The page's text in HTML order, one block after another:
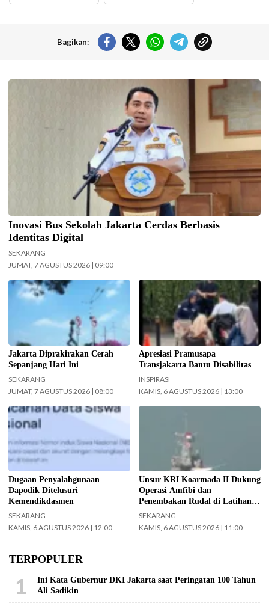
Bagikan:
Kepala UPAS Dishub DKI Jakarta, Koharudin. (Foto: Nugroho Sejati-
Inovasi Bus Sekolah Jakarta Cerdas Berbasis
Identitas Digital
SEKARANG
JUMAT, 7 AGUSTUS 2026 | 09:00
Ilustrasi langit cerah naungi
Jakarta hari ini. (Foto: Doc-
Jakarta Diprakirakan Cerah
Sepanjang Hari Ini
SEKARANG
JUMAT, 7 AGUSTUS 2026 | 08:00
Pramusapa Transjakarta bantu
disabilitas.(Foto: Istimewa-
beritajakarta.id)
Apresiasi Pramusapa
Transjakarta Bantu Disabilitas
INSPIRASI
KAMIS, 6 AGUSTUS 2026 | 13:00
Kemendikdasmen gerak cepat
(gercep) melakukan verifikasi dan
penelusuran terhadap informasi
soal dugaan penyalahgunaan Data
Pokok Pendidikan (Dapodik).
(Foto: ist)
Dugaan Penyalahgunaan
Dapodik Ditelusuri
Kemendikdasmen
SEKARANG
KAMIS, 6 AGUSTUS 2026 | 12:00
TNI Terintegrasi Tahun 2026 yang
digelar di Daerah Latihan TNI AL
Pantai Todak, Dabo Singkep,
Kabupaten Lingga, Kepulauan Riau.
(Foto: Pen/2)
Unsur KRI Koarmada II Dukung
Operasi Amfibi dan
Penembakan Rudal di Latihan
TNI Terintegrasi Tahun 2026
SEKARANG
KAMIS, 6 AGUSTUS 2026 | 11:00
TERPOPULER
1
Ini Kata Gubernur DKI Jakarta saat Peringatan 100 Tahun
Ali Sadikin